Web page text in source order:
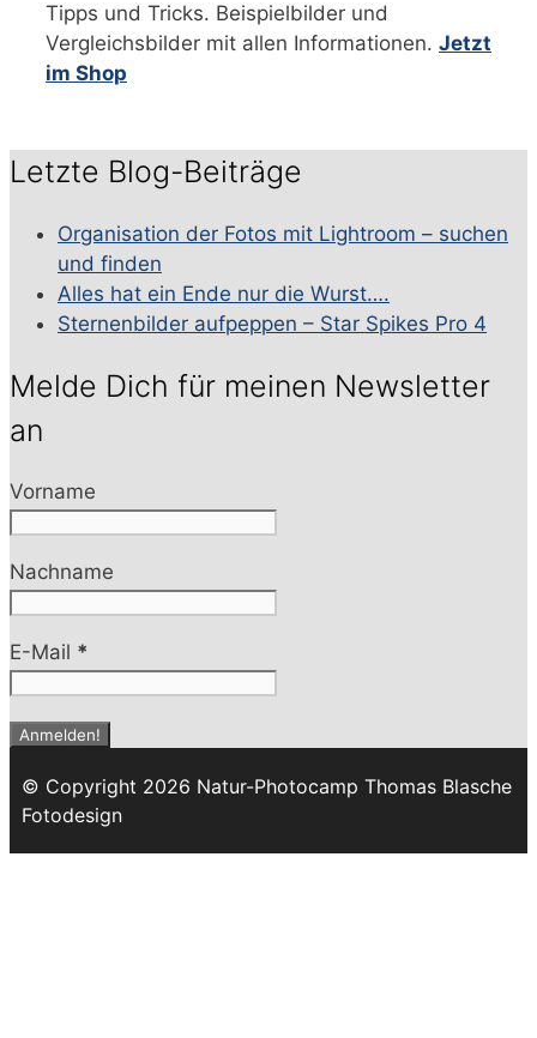
Tipps und Tricks. Beispielbilder und
Vergleichsbilder mit allen Informationen. Jetzt
im Shop
Letzte Blog-Beiträge
Organisation der Fotos mit Lightroom – suchen
und finden
Alles hat ein Ende nur die Wurst….
Sternenbilder aufpeppen – Star Spikes Pro 4
Melde Dich für meinen Newsletter
an
Vorname
Nachname
E-Mail *
© Copyright 2026 Natur-Photocamp Thomas Blasche
Fotodesign